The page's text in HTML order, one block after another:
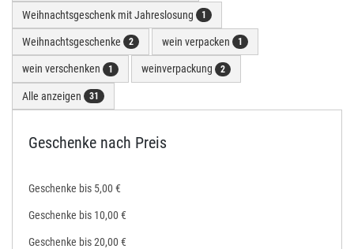
Weihnachtsgeschenk mit Jahreslosung 1
Weihnachtsgeschenke 2 wein verpacken 1
wein verschenken 1 weinverpackung 2
Alle anzeigen 31
Geschenke nach Preis
Geschenke bis 5,00 €
Geschenke bis 10,00 €
Geschenke bis 20,00 €